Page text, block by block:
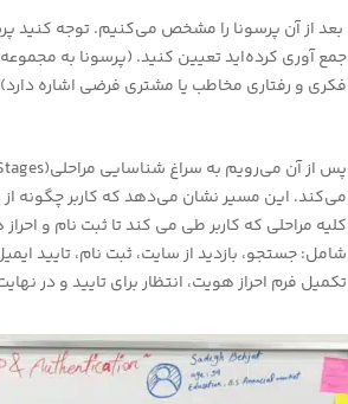
بعد از آن پرسونا را مشخص می‌کنیم. توجه کنید
جمع آوری کرده‌اید تعیین کنید. (پرسونا به
فکری و رفتاری مخاطب یا مشتری فرضی اشاره دارد)
می‌کند. این مسیر نشان می‌دهد که کاربر چگونه
کلیه مراحلی که کاربر طی می کند تا ثبت نام و
شامل: جستجو، بازدید از سایت، ثبت نام، تایید
تکمیل فرم احراز هویت، انتظار برای تایید و در